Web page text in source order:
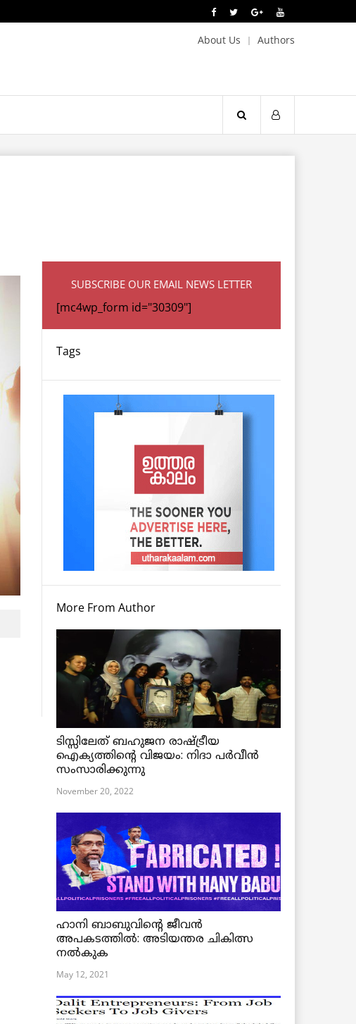
About Us Authors
SUBSCRIBE OUR EMAIL NEWS LETTER
[mc4wp_form id="30309"]
Tags
More From Author
ടിസ്സിലേത് ബഹുജന രാഷ്ട്രീയ
ഐക്യത്തിന്റെ വിജയം: നിദാ പർവീൻ
സംസാരിക്കുന്നു
November 20, 2022
ഹാനി ബാബുവിന്റെ ജീവൻ
അപകടത്തിൽ: അടിയന്തര ചികിത്സ
നൽകുക
May 12, 2021